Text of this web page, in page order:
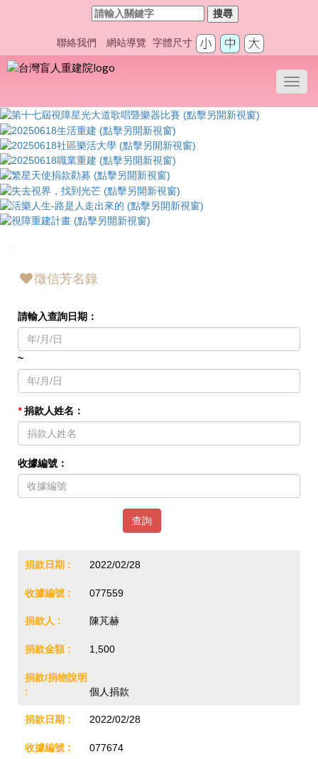
::: 搜尋
聯絡我們 網站導覽 字體尺寸
:::
徵信芳名錄
請輸入查詢日期：
~
*捐款人姓名：
收據編號：
查詢
2022/02/28
077559
陳芃赫
1,500
個人捐款
2022/02/28
077674